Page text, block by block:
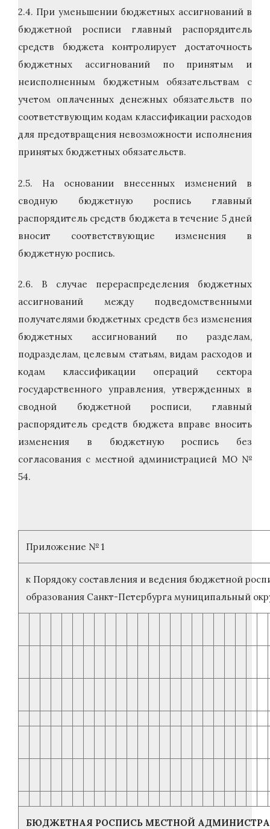
2.4. При уменьшении бюджетных ассигнований в
бюджетной росписи главный распорядитель
средств бюджета контролирует достаточность
бюджетных ассигнований по принятым и
неисполненным бюджетным обязательствам с
учетом оплаченных денежных обязательств по
соответствующим кодам классификации расходов
для предотвращения невозможности исполнения
принятых бюджетных обязательств.
2.5. На основании внесенных изменений в
сводную бюджетную роспись главный
распорядитель средств бюджета в течение 5 дней
вносит соответствующие изменения в
бюджетную роспись.
2.6. В случае перераспределения бюджетных
ассигнований между подведомственными
получателями бюджетных средств без изменения
бюджетных ассигнований по разделам,
подразделам, целевым статьям, видам расходов и
кодам классификации операций сектора
государственного управления, утвержденных в
сводной бюджетной росписи, главный
распорядитель средств бюджета вправе вносить
изменения в бюджетную роспись без
согласования с местной администрацией МО №
54.
Приложение № 1
к Порядоку составления и ведения бюджетной
образования Санкт-Петербурга муниципальный
БЮДЖЕТНАЯ РОСПИСЬ МЕСТНОЙ